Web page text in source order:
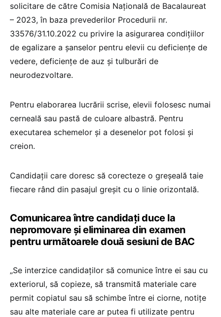
solicitare de către Comisia Națională de Bacalaureat
– 2023, în baza prevederilor Procedurii nr.
33576/31.10.2022 cu privire la asigurarea condiţiilor
de egalizare a şanselor pentru elevii cu deficienţe de
vedere, deficienţe de auz şi tulburări de
neurodezvoltare.
Pentru elaborarea lucrării scrise, elevii folosesc numai
cerneală sau pastă de culoare albastră. Pentru
executarea schemelor şi a desenelor pot folosi şi
creion.
Candidaţii care doresc să corecteze o greşeală taie
fiecare rând din pasajul greşit cu o linie orizontală.
Comunicarea între candidați duce la
nepromovare și eliminarea din examen
pentru următoarele două sesiuni de BAC
„Se interzice candidaţilor să comunice între ei sau cu
exteriorul, să copieze, să transmită materiale care
permit copiatul sau să schimbe între ei ciorne, notiţe
sau alte materiale care ar putea fi utilizate pentru